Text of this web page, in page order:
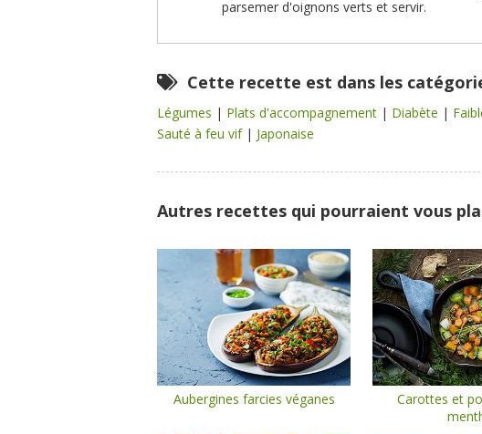
parsemer d'oignons verts et servir.
Cette recette est dans les
Légumes | Plats d'accompagnement | Diabète |
Sauté à feu vif | Japonaise
Autres recettes qui pourraient vous
Aubergines farcies véganes
Carottes et